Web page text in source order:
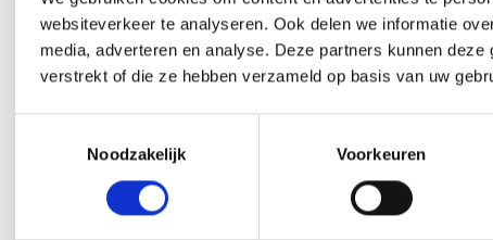
websiteverkeer te analyseren. Ook delen we informatie
media, adverteren en analyse. Deze partners kunnen
verstrekt of die ze hebben verzameld op basis van uw
Noodzakelijk
Voorkeuren
Of bel ons